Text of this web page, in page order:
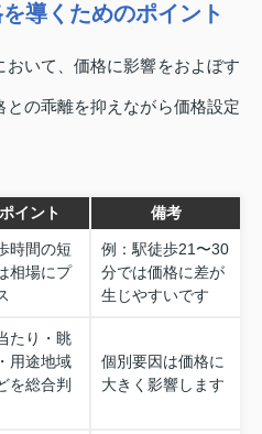
導くためのポイント
いて、価格に影響をおよぼす
の乖離を抑えながら価格設定
ポイント 備考
時間の短
相場にプ
例：駅徒歩21〜30
分では価格に差が
生じやすいです
たり・眺
用途地域
を総合判
個別要因は価格に
大きく影響します